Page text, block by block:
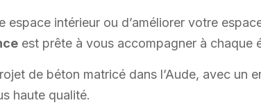
espace intérieur ou d’améliorer votre
est prête à vous accompagner à chaque
de béton matricé dans l’Aude, avec un
haute qualité.